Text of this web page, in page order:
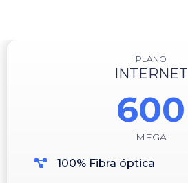
PLANO
INTERNET
600
MEGA
100% Fibra óptica